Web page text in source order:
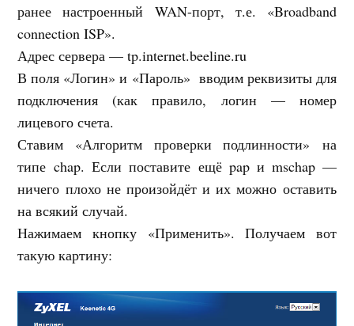
ранее настроенный WAN-порт, т.е. «Broadband
connection ISP».
Адрес сервера — tp.internet.beeline.ru
В поля «Логин» и «Пароль» вводим реквизиты для
подключения (как правило, логин — номер
лицевого счета.
Ставим «Алгоритм проверки подлинности» на
типе chap. Если поставите ещё pap и mschap —
ничего плохо не произойдёт и их можно оставить
на всякий случай.
Нажимаем кнопку «Применить». Получаем вот
такую картину: